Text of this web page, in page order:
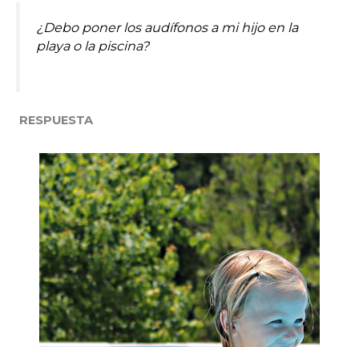
¿Debo poner los audífonos a mi hijo en la
playa o la piscina?
RESPUESTA